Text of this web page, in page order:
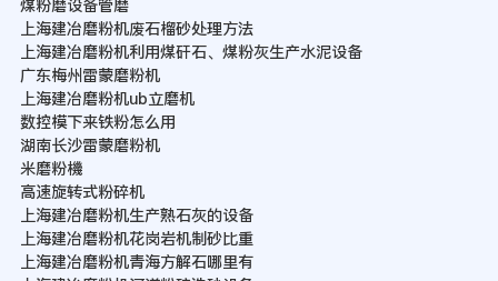
煤粉磨设备管磨
上海建冶磨粉机废石榴砂处理方法
上海建冶磨粉机利用煤矸石、煤粉灰生产水泥设备
广东梅州雷蒙磨粉机
上海建冶磨粉机ub立磨机
数控模下来铁粉怎么用
湖南长沙雷蒙磨粉机
米磨粉機
高速旋转式粉碎机
上海建冶磨粉机生产熟石灰的设备
上海建冶磨粉机花岗岩机制砂比重
上海建冶磨粉机青海方解石哪里有